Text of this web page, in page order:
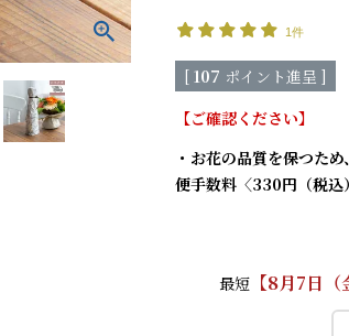
1件
[ 107 ポイント進呈 ]
【ご確認ください】
・お花の品質を保つた
便手数料〈330円（税込
最短 【8月7日（